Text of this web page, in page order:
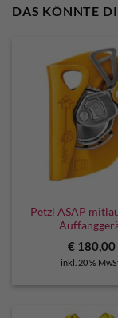
DAS KÖNNTE
Petzl ASAP
€180,00
inkl. 20 %